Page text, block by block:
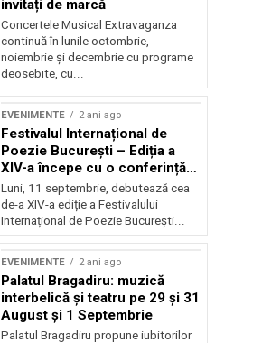
invitați de marcă
Concertele Musical Extravaganza
continuă în lunile octombrie,
noiembrie şi decembrie cu programe
deosebite, cu...
EVENIMENTE 2 ani ago
Festivalul Internațional de
Poezie București – Ediția a
XIV-a începe cu o conferință
despre limba română
susținută de Marco Lucchesi
Luni, 11 septembrie, debutează cea
de-a XIV-a ediție a Festivalului
Internațional de Poezie București...
EVENIMENTE 2 ani ago
Palatul Bragadiru: muzică
interbelică şi teatru pe 29 şi 31
August şi 1 Septembrie
Palatul Bragadiru propune iubitorilor